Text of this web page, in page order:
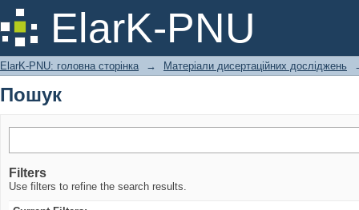
ElarK-PNU
Пошук
ElarK-PNU: головна сторінка → Матеріали дисертаційних досліджень
Пошук
Filters
Use filters to refine the search results.